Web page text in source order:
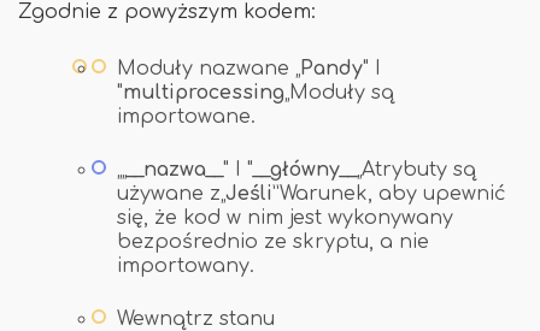
Zgodnie z powyższym kodem:
Moduły nazwane „Pandy" I
"multiprocessing„Moduły są
importowane.
„„ __nazwa__ " I " __główny__ „Atrybuty są
używane z„Jeśli”Warunek, aby upewnić
się, że kod w nim jest wykonywany
bezpośrednio ze skryptu, a nie
importowany.
Wewnątrz stanu